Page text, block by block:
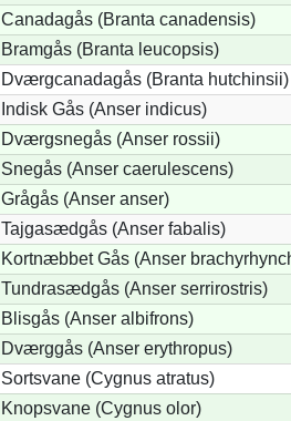
Canadagås (Branta canadensis)
Bramgås (Branta leucopsis)
Dværgcanadagås (Branta hutchinsii)
Indisk Gås (Anser indicus)
Dværgsnegås (Anser rossii)
Snegås (Anser caerulescens)
Grågås (Anser anser)
Tajgasædgås (Anser fabalis)
Kortnæbbet Gås (Anser
Tundrasædgås (Anser serrirostris)
Blisgås (Anser albifrons)
Dværggås (Anser erythropus)
Sortsvane (Cygnus atratus)
Knopsvane (Cygnus olor)